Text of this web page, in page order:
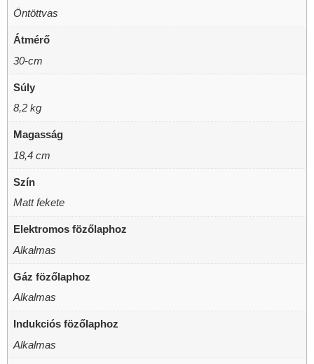
Öntöttvas
Átmérő
30-cm
Súly
8,2 kg
Magasság
18,4 cm
Szín
Matt fekete
Elektromos fözőlaphoz
Alkalmas
Gáz fözőlaphoz
Alkalmas
Indukciós fözőlaphoz
Alkalmas